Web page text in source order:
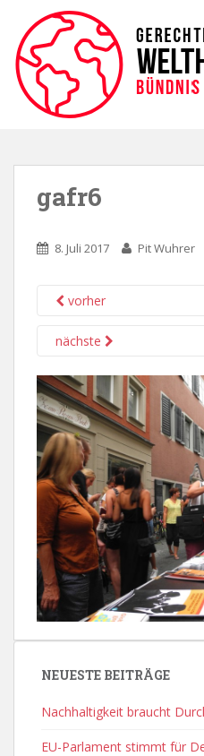
gafr6
8. Juli 2017 Pit Wuhrer
vorher
nächste
NEUESTE BEITRÄGE
Nachhaltigkeit braucht
EU-Parlament stimmt für